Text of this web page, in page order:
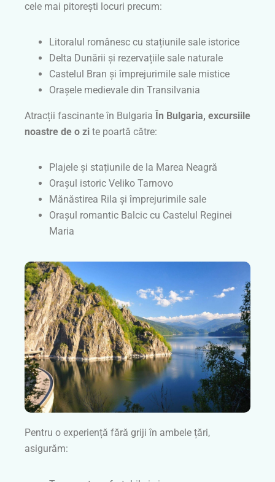
cele mai pitorești locuri precum:
Litoralul românesc cu stațiunile sale istorice
Delta Dunării și rezervațiile sale naturale
Castelul Bran și împrejurimile sale mistice
Orașele medievale din Transilvania
Atracții fascinante în Bulgaria În Bulgaria, excursiile
noastre de o zi te poartă către:
Plajele și stațiunile de la Marea Neagră
Orașul istoric Veliko Tarnovo
Mănăstirea Rila și împrejurimile sale
Orașul romantic Balcic cu Castelul Reginei
Maria
Pentru o experiență fără griji în ambele țări,
asigurăm: